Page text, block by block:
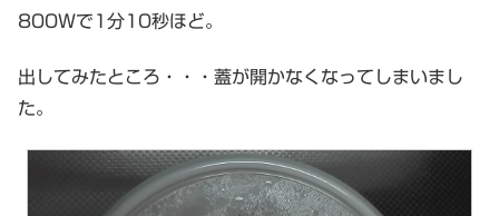
800Wで1分10秒ほど。
出してみたところ・・・蓋が開かなくなってしまいまし
た。